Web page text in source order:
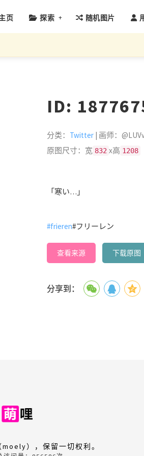
页 探索 + 随机图片
ID:
分类： Twitter | 画师：
原图尺寸：宽 832 x高 1208
「寒い…」
#frieren#フリーレン
查看来源 下载原图
分享到：
），保留一切权利。